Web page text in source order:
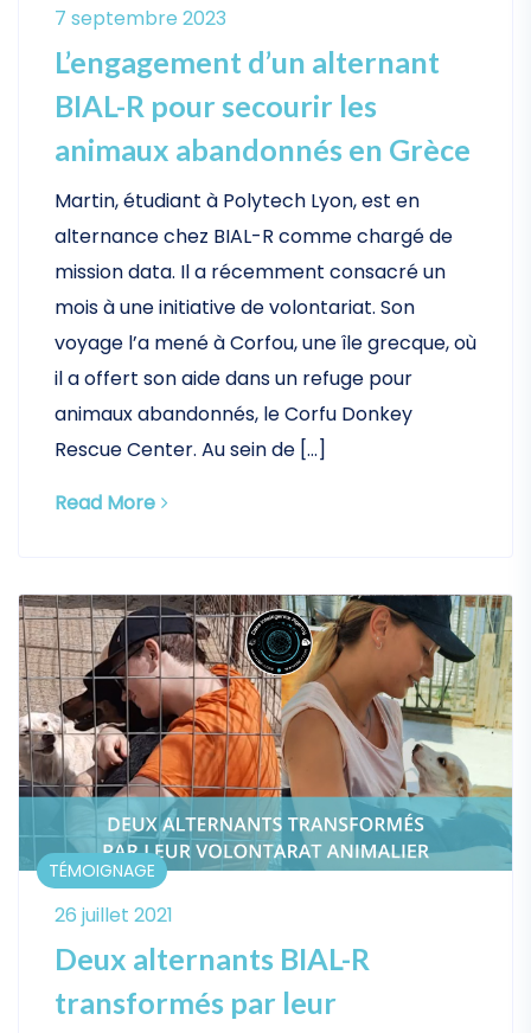
7 septembre 2023
L’engagement d’un alternant
BIAL-R pour secourir les
animaux abandonnés en Grèce
Martin, étudiant à Polytech Lyon, est en
alternance chez BIAL-R comme chargé de
mission data. Il a récemment consacré un
mois à une initiative de volontariat. Son
voyage l’a mené à Corfou, une île grecque, où
il a offert son aide dans un refuge pour
animaux abandonnés, le Corfu Donkey
Rescue Center. Au sein de […]
Read More
TÉMOIGNAGE
26 juillet 2021
Deux alternants BIAL-R
transformés par leur